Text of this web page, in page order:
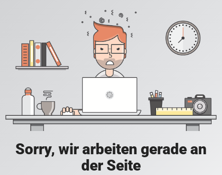
Sorry, wir arbeiten gerade an
der Seite